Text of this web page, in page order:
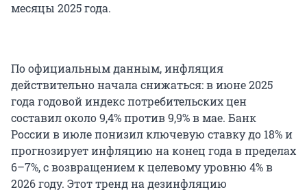
месяцы 2025 года.
По официальным данным, инфляция
действительно начала снижаться: в июне 2025
года годовой индекс потребительских цен
составил около 9,4% против 9,9% в мае. Банк
России в июле понизил ключевую ставку до 18% и
прогнозирует инфляцию на конец года в пределах
6–7%, с возвращением к целевому уровню 4% в
2026 году. Этот тренд на дезинфляцию